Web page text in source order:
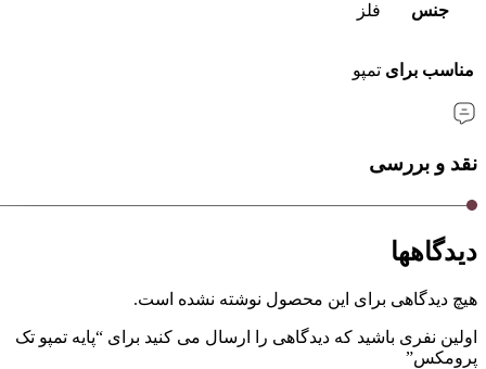
جنس فلز
مناسب برای تمپو
نقد و بررسی
دیدگاهها
هیچ دیدگاهی برای این محصول نوشته نشده است.
اولین نفری باشید که دیدگاهی را ارسال می کنید برای “پایه تمپو تک
پرومکس”